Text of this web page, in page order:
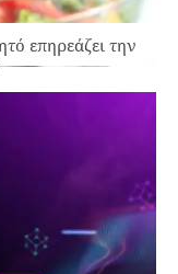
επηρεάζει την